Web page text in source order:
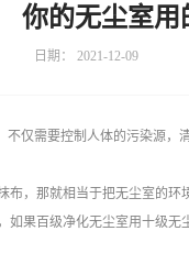
你的无尘室用
日期： 2021-12-09
不仅需要控制人体的污染源，
布，那就相当于把无尘室的
如果百级净化无尘室用十级